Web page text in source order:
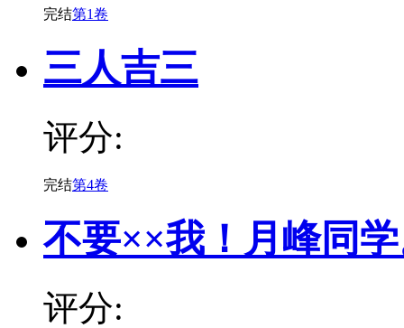
完结第1卷
三人吉三
评分:
完结第4卷
不要××我！月峰同
评分: